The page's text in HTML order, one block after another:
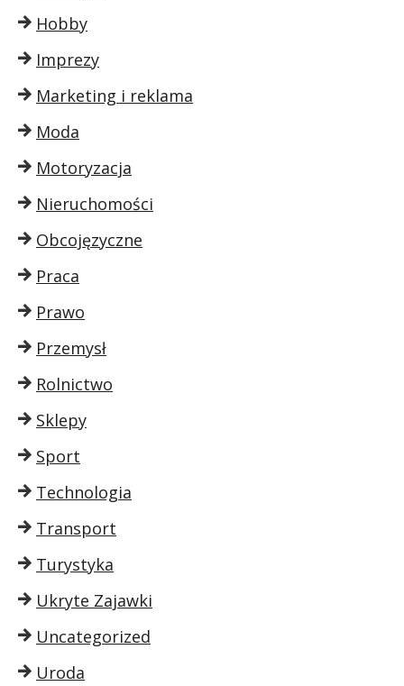
Hobby
Imprezy
Marketing i reklama
Moda
Motoryzacja
Nieruchomości
Obcojęzyczne
Praca
Prawo
Przemysł
Rolnictwo
Sklepy
Sport
Technologia
Transport
Turystyka
Ukryte Zajawki
Uncategorized
Uroda